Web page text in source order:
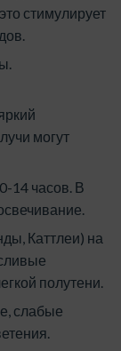
стимулирует
могут
14 часов. В
Каттлеи) на
полутени.
слабые